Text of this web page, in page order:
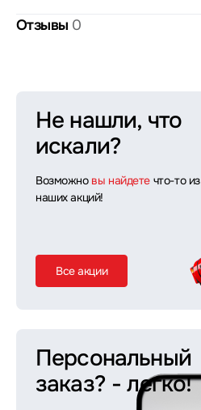
Отзывы 0
Не нашли, что
искали?
Возможно вы найдете что-то из
наших акций!
Все акции
Персональный
заказ? - легко!